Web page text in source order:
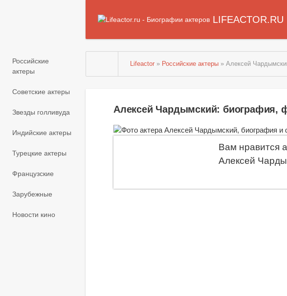
LIFEACTOR.RU
Российские
актеры
Советские актеры
Звезды голливуда
Индийские актеры
Турецкие актеры
Французские
Зарубежные
Новости кино
Lifeactor » Российские актеры » Алексей
Алексей Чардымский: биография,
Вам нравится
Алексей